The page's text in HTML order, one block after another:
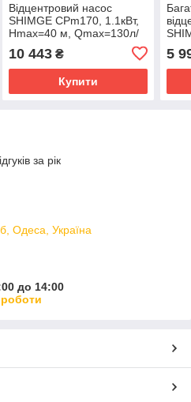
Відцентровий насос
SHIMGE CPm170, 1.1кВт,
Нmax=40 м, Qmax=130л/
10 443₴
Купити
5
за рік
Одеса, Україна
до 14:00